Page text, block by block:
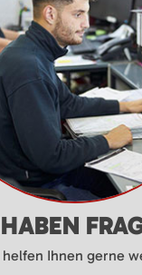
Ihnen gerne